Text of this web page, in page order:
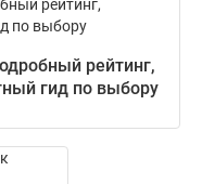
рейтинг,
гид по выбору